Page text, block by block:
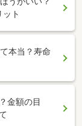
ト
本当？寿命
金額の目